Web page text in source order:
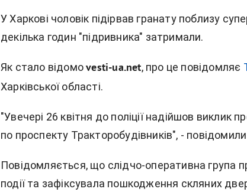
У Харкові чоловік підірвав гранату поблизу
декілька годин "підривника" затримали.
Як стало відомоvesti-ua.net, про це повідомляє
Харківської області.
"Увечері 26 квітня до поліції надійшов виклик
по проспекту Тракторобудівників", - повідомили
Повідомляється, що слідчо-оперативна група
події та зафіксувала пошкодження скляних